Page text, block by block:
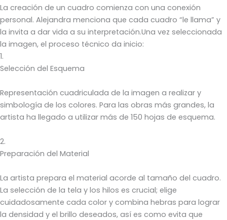
La creación de un cuadro comienza con una conexión
personal. Alejandra menciona que cada cuadro “le llama” y
la invita a dar vida a su interpretación.Una vez seleccionada
la imagen, el proceso técnico da inicio:
1.
Selección del Esquema
Representación cuadriculada de la imagen a realizar y
simbología de los colores. Para las obras más grandes, la
artista ha llegado a utilizar más de 150 hojas de esquema.
2.
Preparación del Material
La artista prepara el material acorde al tamaño del cuadro.
La selección de la tela y los hilos es crucial; elige
cuidadosamente cada color y combina hebras para lograr
la densidad y el brillo deseados, así es como evita que